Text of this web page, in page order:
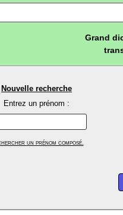
Grand
Nouvelle recherche
Entrez un prénom :
un prénom composé.